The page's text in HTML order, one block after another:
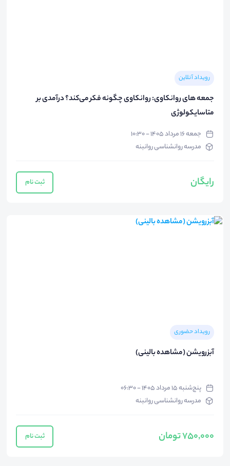
رویداد آنلاین
جمعه های روانکاوی: روانکاوی چگونه فکر می‌کند؟ درآمدی بر
متاسایکولوژی
جمعه ۱۶ مرداد ۱۴۰۵ - ۱۰:۳۰
مدرسه روانشناسی روانبنه
رایگان ثبت نام
رویداد حضوری
آبزرویشن (مشاهده بالینی)
پنج‌شنبه ۱۵ مرداد ۱۴۰۵ - ۰۶:۳۰
مدرسه روانشناسی روانبنه
750,000 تومان ثبت نام